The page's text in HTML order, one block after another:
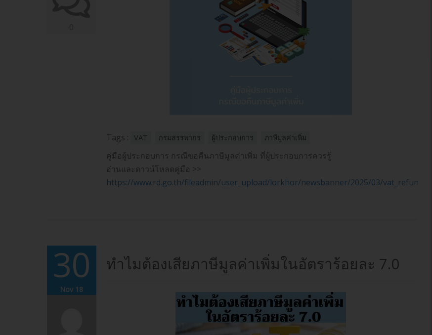
Tags : VAT กรมสรรพากร ผู้ประกอบการ ภาษีมูลค่าเพิ่ม
คู่มือผู้ประกอบการ กรณีขอคืนภาษีมูลค่าเพิ่ม ที่ผู้ประกอบการควรรู้
อ่านและดาวน์โหลดคู่มือ >>
https://www.rd.go.th/fileadmin/user_upload/lorkhor/newsbanner/2025/03/vat_refund.pdf
30
Nov 18
ทำไมต้องเสียภาษีมูลค่าเพิ่มในอัตราร้อยละ 7.0